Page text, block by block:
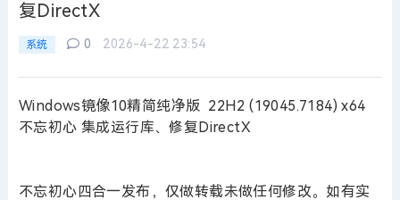
复DirectX
系统 0 2026-4-22 23:54
Windows镜像10精简纯净版 22H2 (19045.7184) x64
不忘初心 集成运行库、修复DirectX
不忘初心四合一发布，仅做转载未做任何修改。如有实